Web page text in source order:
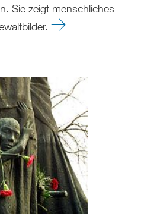
Sie zeigt menschliches